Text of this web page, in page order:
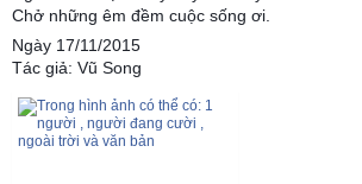
Chở những êm đềm cuộc sống ơi.
Ngày 17/11/2015
Tác giả: Vũ Song